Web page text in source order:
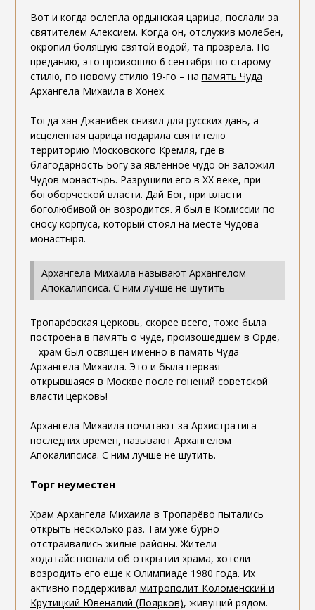
Вот и когда ослепла ордынская царица, послали за
святителем Алексием. Когда он, отслужив молебен,
окропил болящую святой водой, та прозрела. По
преданию, это произошло 6 сентября по старому
стилю, по новому стилю 19-го – на память Чуда
Архангела Михаила в Хонех.
Тогда хан Джанибек снизил для русских дань, а
исцеленная царица подарила святителю
территорию Московского Кремля, где в
благодарность Богу за явленное чудо он заложил
Чудов монастырь. Разрушили его в XX веке, при
богоборческой власти. Дай Бог, при власти
боголюбивой он возродится. Я был в Комиссии по
сносу корпуса, который стоял на месте Чудова
монастыря.
Архангела Михаила называют Архангелом
Апокалипсиса. С ним лучше не шутить
Тропарёвская церковь, скорее всего, тоже была
построена в память о чуде, произошедшем в Орде,
– храм был освящен именно в память Чуда
Архангела Михаила. Это и была первая
открывшаяся в Москве после гонений советской
власти церковь!
Архангела Михаила почитают за Архистратига
последних времен, называют Архангелом
Апокалипсиса. С ним лучше не шутить.
Торг неуместен
Храм Архангела Михаила в Тропарёво пытались
открыть несколько раз. Там уже бурно
отстраивались жилые районы. Жители
ходатайствовали об открытии храма, хотели
возродить его еще к Олимпиаде 1980 года. Их
активно поддерживал митрополит Коломенский и
Крутицкий Ювеналий (Поярков), живущий рядом.